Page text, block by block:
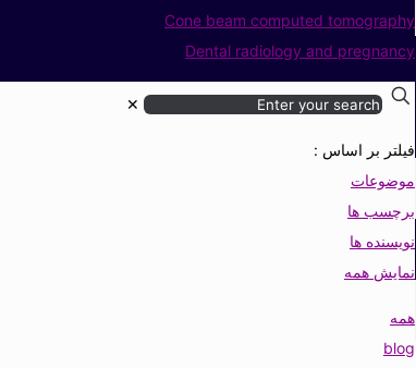
Cone beam computed tomography
Dental radiology and pregnancy
✕
فیلتر بر اساس :
موضوعات
برچسب ها
نویسنده ها
نمایش همه
همه
blog